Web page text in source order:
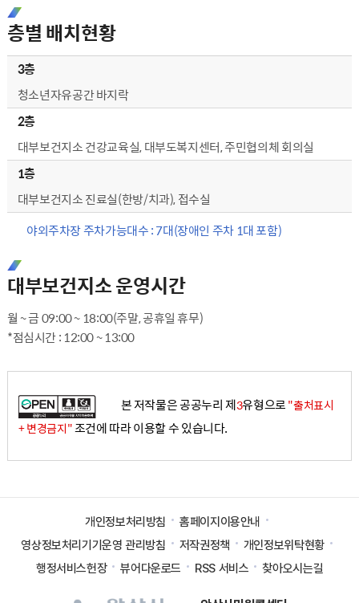
층별 배치현황
3층
청소년자유공간 바지락
2층
대부보건지소 건강교육실, 대부도복지센터, 주민협의체 회의실
1층
대부보건지소 진료실(한방/치과), 접수실
야외주차장 주차가능대수 : 7대(장애인 주차 1대 포함)
대부보건지소 운영시간
월 ~ 금 09:00 ~ 18:00(주말, 공휴일 휴무)
*점심시간 : 12:00 ~ 13:00
본 저작물은 공공누리 제3유형으로"출처표시
+ 변경금지"조건에 따라 이용할 수 있습니다.
개인정보처리방침
홈페이지이용안내
영상정보처리기기운영 관리방침
저작권정책
개인정보위탁현황
행정서비스헌장
뷰어다운로드 RSS 서비스 찾아오시는길